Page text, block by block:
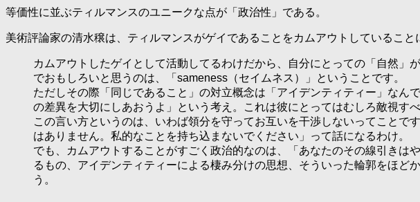
等価性に並ぶティルマンスのユニークな点が「政治性」である。
美術評論家の清水穣は、ティルマンスがゲイであることをカムアウトしていること
カムアウトしたゲイとして活動してるわけだから、自分にとっての「自然
でおもしろいと思うのは、「sameness（セイムネス）」ということです。
ただしその際「同じであること」の対立概念は「アイデンティティー」な
の差異を大切にしあおうよ」という考え。これは彼にとってはむしろ敵視す
この言い方というのは、いわば領分を守ってお互いを干渉しないってこと
はありません。私的なことを持ち込まないでください」って話になるわけ。
でも、カムアウトすることがすごく政治的なのは、「あなたのその線引き
るもの、アイデンティティーによる棲み分けの思想、そういった輪郭をほ
う。